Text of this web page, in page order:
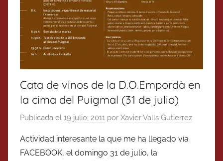
Cata de vinos de la D.O.Empordà en
la cima del Puigmal (31 de julio)
Publicada el 19 julio, 2011 por Xavier Valls Gutierrez
Actividad interesante la que me ha llegado vía
FACEBOOK, el domingo 31 de julio, la